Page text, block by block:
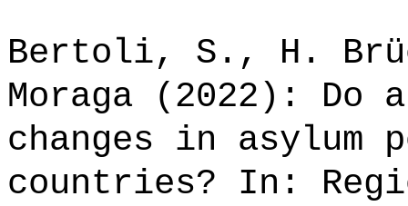
Bertoli, S., H.
Moraga (2022): Do
changes in asylum
countries? In: